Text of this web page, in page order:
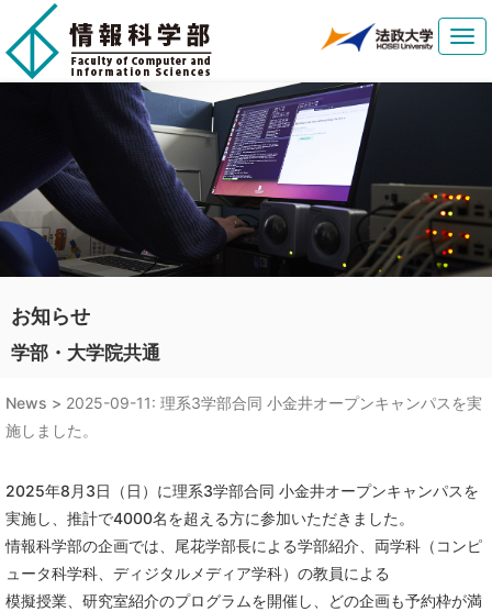
お知らせ
学部・大学院共通
News > 2025-09-11: 理系3学部合同 小金井オープンキャンパスを実
施しました。
2025年8月3日（日）に理系3学部合同 小金井オープンキャンパスを
実施し、推計で4000名を超える方に参加いただきました。
情報科学部の企画では、尾花学部長による学部紹介、両学科（コンピ
ュータ科学科、ディジタルメディア学科）の教員による
模擬授業、研究室紹介のプログラムを開催し、どの企画も予約枠が満